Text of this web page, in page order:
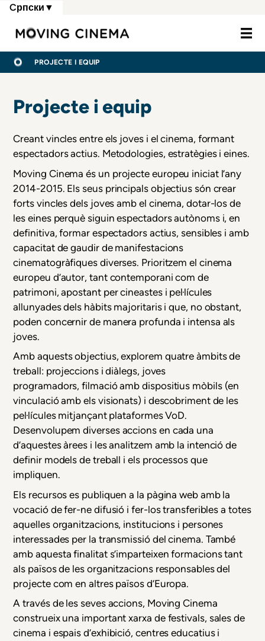
Skip
main
content
Moving
Cрпски ▼
МРВИЦЕPROJECTE I EQUIP
Projecte i equip
Creant vincles entre els joves i el cinema, formant
espectadors actius. Metodologies, estratègies i eines.
Moving Cinema és un projecte europeu iniciat l’any
2014-2015. Els seus principals objectius són crear
forts vincles dels joves amb el cinema, dotar-los de
les eines perquè siguin espectadors autònoms i, en
definitiva, formar espectadors actius, sensibles i amb
capacitat de gaudir de manifestacions
cinematogràfiques diverses. Prioritzem el cinema
europeu d’autor, tant contemporani com de
patrimoni, apostant per cineastes i pel·lícules
allunyades dels hàbits majoritaris i que, no obstant,
poden concernir de manera profunda i intensa als
joves.
Amb aquests objectius, explorem quatre àmbits de
treball: projeccions i diàlegs, joves
programadors,filmació amb dispositius mòbils (en
vinculació amb els visionats) i descobriment de les
pel·lícules mitjançant plataformes VoD.
Desenvolupem diverses accionsen cada una
d’aquestes àrees i les analitzem amb la intenció de
definir models de treball i els processosque
impliquen.
Els recursos es publiquen a la pàgina webamb la
vocació de fer-ne difusió i fer-los transferibles a totes
aquelles organitzacions, institucions i persones
interessades per la transmissió del cinema. També
amb aquesta finalitat s’imparteixenformacionstant
als països de les organitzacions responsables del
projecte com en altres països d’Europa.
A través de les seves accions, Moving Cinema
construeix una importantxarxa de festivals, sales de
cinema i espais d’exhibició, centres educatius i